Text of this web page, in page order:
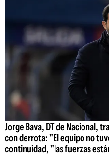
Jorge Bava, DT de Nacional,
con derrota: "El equipo no
continuidad, "las fuerzas